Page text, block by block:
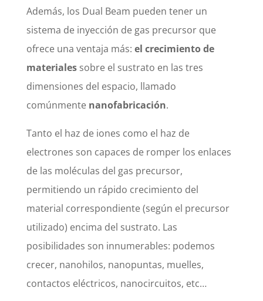
Además, los Dual Beam pueden tener un
sistema de inyección de gas precursor que
ofrece una ventaja más: el crecimiento de
materialessobre el sustrato en las tres
dimensiones del espacio, llamado
comúnmente nanofabricación.
Tanto el haz de iones como el haz de
electrones son capaces de romper los enlaces
de las moléculas del gas precursor,
permitiendo un rápido crecimiento del
material correspondiente (según el precursor
utilizado) encima del sustrato. Las
posibilidades son innumerables: podemos
crecer, nanohilos, nanopuntas, muelles,
contactos eléctricos, nanocircuitos, etc…